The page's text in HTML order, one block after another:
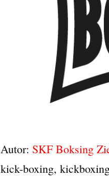
Autor: SKF Boksing
kick-boxing,